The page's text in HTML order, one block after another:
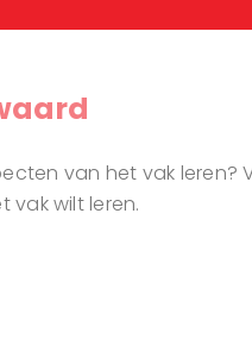
van het vak
vak wilt leren.